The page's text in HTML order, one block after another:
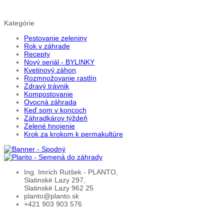
Kategórie
Pestovanie zeleniny
Rok v záhrade
Recepty
Nový seriál - BYLINKY
Kvetinový záhon
Rozmnožovanie rastlín
Zdravý trávnik
Kompostovanie
Ovocná záhrada
Keď som v koncoch
Záhradkárov týždeň
Zelené hnojenie
Krok za krokom k permakultúre
Ing. Imrich Rutšek - PLANTO,
Slatinské Lazy 297,
Slatinské Lazy 962 25
planto@planto.sk
+421 903 903 576